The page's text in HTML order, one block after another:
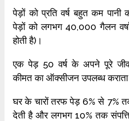
पेड़ों को प्रति वर्ष बहुत कम
पेड़ों को लगभग 40,000 गैलन
होती है)।
एक पेड़ 50 वर्ष के अपने पूरे
कीमत का ऑक्सीजन उपलब्ध
घर के चारों तरफ पेड़ 6% से 7%
देती है और लगभग 10% तक